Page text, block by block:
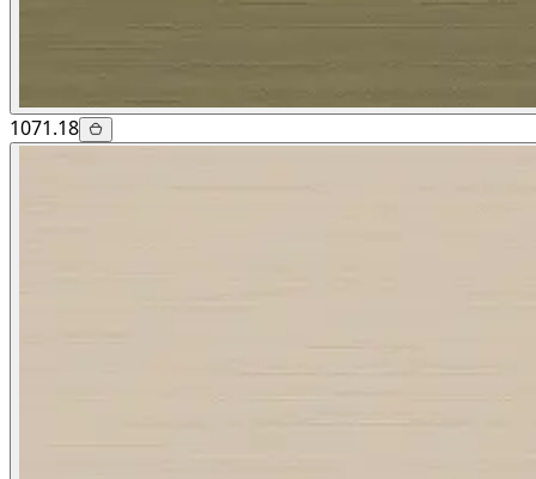
1071.18